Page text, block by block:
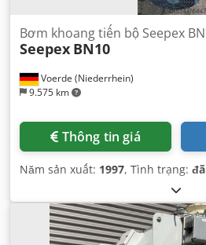
Voerde (Niederrhein)
9.575 km
Bơm khoang tiến bộ Seepex
Seepex BN10
Thông tin giá
Năm sản xuất: 1997, Tình trạng: